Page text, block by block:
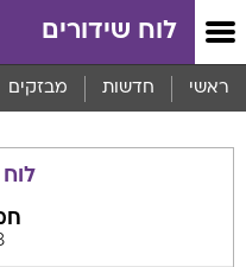
לוח שידורים
ראשי חדשות מבזקים